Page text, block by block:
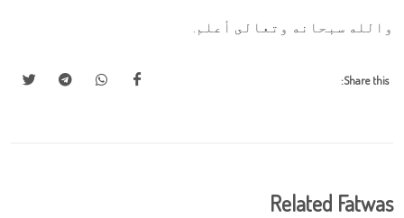
والله سبحانه وتعالى أعلم.
Share this:
Related Fatwas